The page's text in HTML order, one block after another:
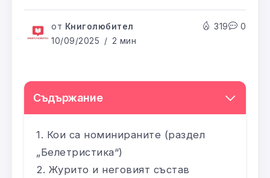
от Книголюбител
10/09/2025
2 мин
319 0
Съдържание
Кои са номинираните (раздел
„Белетристика“)
Журито и неговият състав